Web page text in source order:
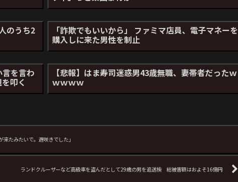
のうち2 「詐欺でもいいから」 ファミマ店員、電子マネーを
購入しに来た男性を制止
を言わ
叩く
【悲報】はま寿司迷惑男43歳無職、妻帯者だったｗ
ｗｗｗｗ
たみたいで。遅咲きでした」
ランドクルーザーなど高級車を盗んだとして29歳の男を追送検 総被害額はおよそ16億円